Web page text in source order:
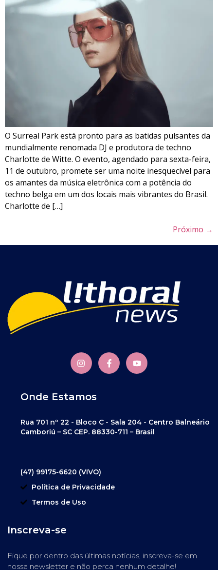
O Surreal Park está pronto para as batidas pulsantes da
mundialmente renomada DJ e produtora de techno
Charlotte de Witte. O evento, agendado para sexta-feira,
11 de outubro, promete ser uma noite inesquecível para
os amantes da música eletrônica com a potência do
techno belga em um dos locais mais vibrantes do Brasil.
Charlotte de […]
Próximo →
Onde Estamos
Rua 701 nº 22 - Bloco C - Sala 204 - Centro Balneário
Camboriú – SC CEP. 88330-711 – Brasil
(47) 99175-6620 (VIVO)
Política de Privacidade
Termos de Uso
Inscreva-se
Fique por dentro das últimas notícias, inscreva-se em
nossa newsletter e não perca nenhum detalhe!